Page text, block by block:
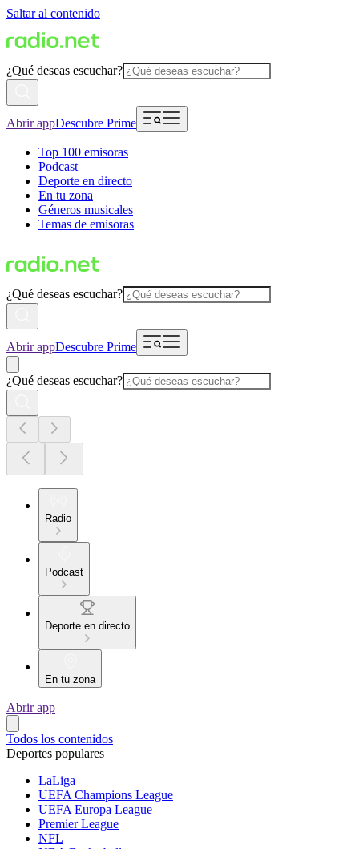
Saltar al contenido
¿Qué deseas escuchar?
Abrir appDescubre Prime
Top 100 emisoras
Podcast
Deporte en directo
En tu zona
Géneros musicales
Temas de emisoras
¿Qué deseas escuchar?
Abrir appDescubre Prime
¿Qué deseas escuchar?
Radio
Podcast
Deporte en directo
En tu zona
Abrir app
Todos los contenidos
Deportes populares
LaLiga
UEFA Champions League
UEFA Europa League
Premier League
NFL